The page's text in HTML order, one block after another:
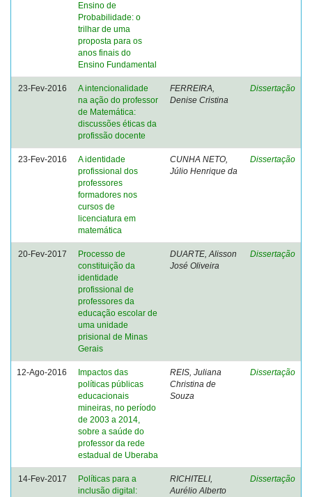
Ensino de
Probabilidade: o
trilhar de uma
proposta para os
anos finais do
Ensino Fundamental
23-Fev-2016
A intencionalidade
na ação do professor
de Matemática:
discussões éticas da
profissão docente
FERREIRA,
Denise Cristina
Dissertação
23-Fev-2016
A identidade
profissional dos
professores
formadores nos
cursos de
licenciatura em
matemática
CUNHA NETO,
Júlio Henrique da
Dissertação
20-Fev-2017
Processo de
constituição da
identidade
profissional de
professores da
educação escolar de
uma unidade
prisional de Minas
Gerais
DUARTE, Alisson
José Oliveira
Dissertação
12-Ago-2016
Impactos das
políticas públicas
educacionais
mineiras, no período
de 2003 a 2014,
sobre a saúde do
professor da rede
estadual de Uberaba
REIS, Juliana
Christina de
Souza
Dissertação
14-Fev-2017
Políticas para a
inclusão digital:
RICHITELI,
Aurélio Alberto
Dissertação